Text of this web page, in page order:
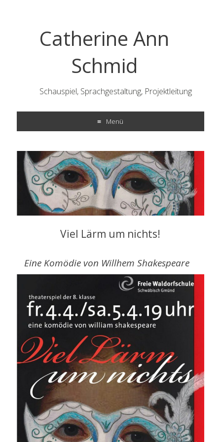
Catherine Ann
Schmid
Schauspiel, Sprachgestaltung, Projektleitung
Menü
INHALT
SPRINGEN
Viel Lärm um nichts!
Eine Komödie von Willhem Shakespeare